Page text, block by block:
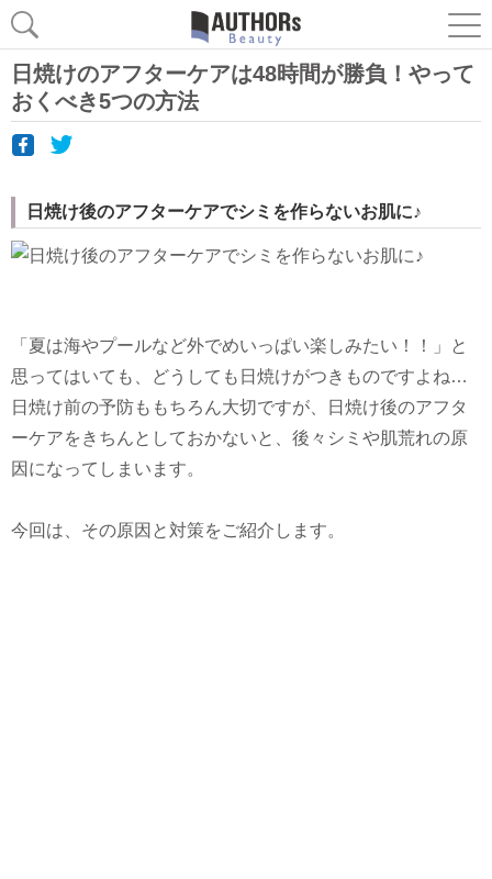
日焼けのアフターケアは48時間が勝負！やって
おくべき5つの方法
日焼け後のアフターケアでシミを作らないお肌に♪
「夏は海やプールなど外でめいっぱい楽しみたい！！」と
思ってはいても、どうしても日焼けがつきものですよね…
日焼け前の予防ももちろん大切ですが、日焼け後のアフタ
ーケアをきちんとしておかないと、後々シミや肌荒れの原
因になってしまいます。
今回は、その原因と対策をご紹介します。